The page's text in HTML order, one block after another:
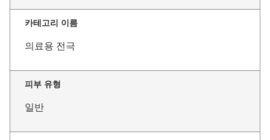
카테고리 이름
의료용 전극
피부 유형
일반